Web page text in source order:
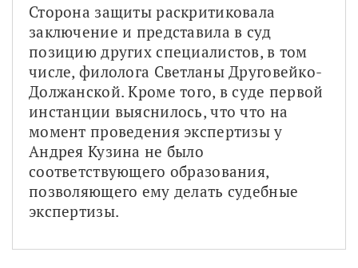
Сторона защиты раскритиковала
заключение и представила в суд
позицию других специалистов, в том
числе, филолога Светланы Друговейко-
Должанской. Кроме того, в суде первой
инстанции выяснилось, что что на
момент проведения экспертизы у
Андрея Кузина не было
соответствующего образования,
позволяющего ему делать судебные
экспертизы.